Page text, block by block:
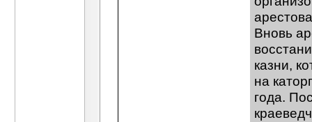
Вновь
казни,
на
года.